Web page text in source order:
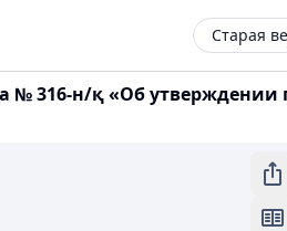
Старая
№ 316-н/қ «Об утверждении